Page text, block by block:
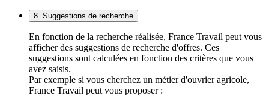
8. Suggestions de recherche
En fonction de la recherche réalisée, France Travail peut vous
afficher des suggestions de recherche d'offres. Ces
suggestions sont calculées en fonction des critères que vous
avez saisis.
Par exemple si vous cherchez un métier d'ouvrier agricole,
France Travail peut vous proposer :